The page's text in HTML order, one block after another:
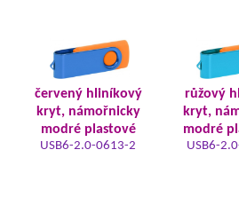
červený hliníkový
kryt, námořnicky
modré plastové
USB6-2.0-0613-2
růžový
kryt,
modré
USB6-